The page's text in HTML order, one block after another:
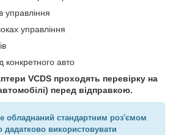
управління
управління
конкретного авто
VCDS проходять перевірку на
перед відправкою.
обладнаний стандартним роз'ємом
дадатково використовувати